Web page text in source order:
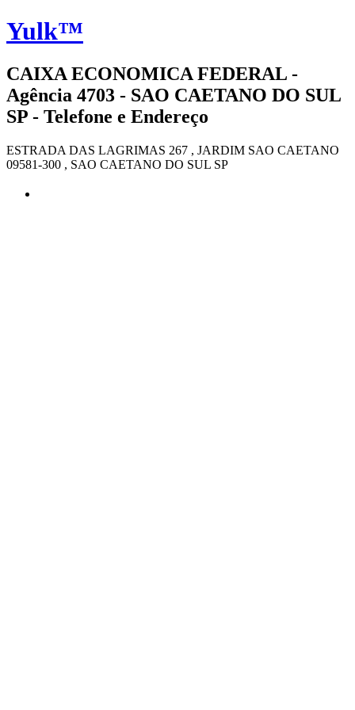
Yulk™
CAIXA ECONOMICA FEDERAL -
Agência 4703 - SAO CAETANO DO SUL
SP - Telefone e Endereço
ESTRADA DAS LAGRIMAS 267 , JARDIM SAO CAETANO
09581-300 , SAO CAETANO DO SUL SP